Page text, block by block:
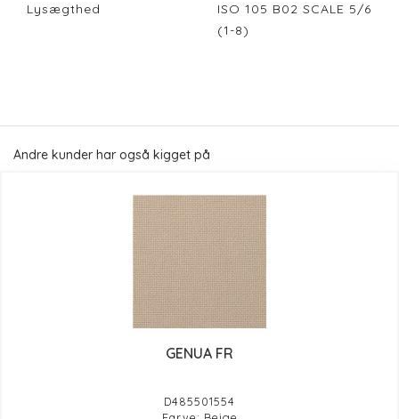
Lysægthed
ISO 105 B02 SCALE 5/6
(1-8)
Andre kunder har også kigget på
GENUA FR
D485501554